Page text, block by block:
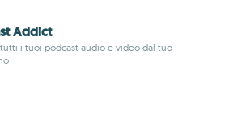
Addict
i tuoi podcast audio e video dal tuo